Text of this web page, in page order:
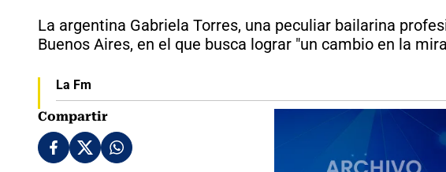
La argentina Gabriela Torres, una peculiar bailarina
Buenos Aires, en el que busca lograr "un cambio en la
La Fm
Compartir